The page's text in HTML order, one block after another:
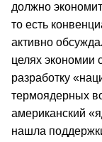
должно
то есть
активно
целях экономии
разработку
термоядерных
американский
нашла